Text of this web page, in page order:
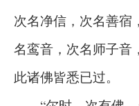
次名净信，次名善宿
名鸾音，次名师子音
此诸佛皆悉已过。